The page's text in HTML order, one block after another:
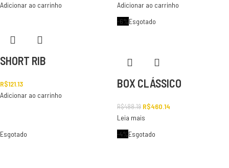
Adicionar ao carrinho
Adicionar ao carrinho
SHORT RIB
R$121.13
Adicionar ao carrinho
-6%Esgotado
BOX CLÁSSICO
R$488.19 R$460.14
Leia mais
Esgotado
-4%Esgotado